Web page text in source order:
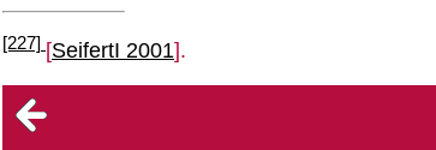
[227] [SeifertI 2001].